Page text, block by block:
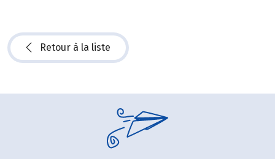
Retour à la liste